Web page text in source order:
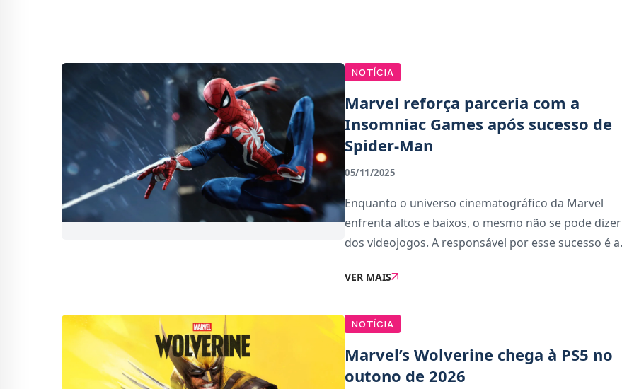
NOTÍCIA
Marvel reforça parceria com a
Insomniac Games após sucesso de
Spider-Man
05/11/2025
Enquanto o universo cinematográfico da Marvel
enfrenta altos e baixos, o mesmo não se pode dizer
dos videojogos. A responsável por esse sucesso é a
conquistou jogadores em todo o mundo com as
VER MAIS
NOTÍCIA
Marvel’s Wolverine chega à PS5 no
outono de 2026